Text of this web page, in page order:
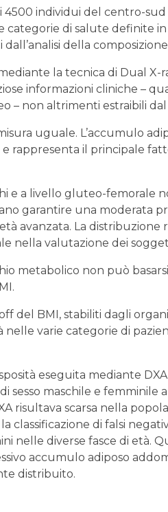
individui del centro-
di salute definite in
della
la tecnica di Dual
informazioni cliniche –
– non altrimenti estraibili
uguale. L’accumulo
rappresenta il principale
e a livello gluteo-femorale
garantire una moderata
avanzata. La distribuzione
nella valutazione dei
metabolico non può
del BMI, stabiliti dagli
varie categorie di
eseguita mediante
sesso maschile e femminile
risultava scarsa nella
di falsi
nelle diverse fasce di età.
accumulo adiposo
distribuito.